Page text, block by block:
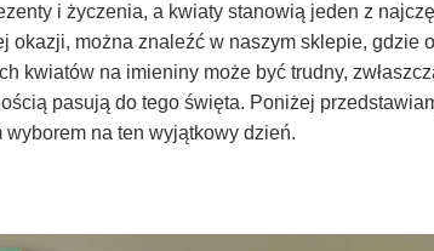
i życzenia, a kwiaty stanowią jeden z
okazji, można znaleźć w naszym sklepie, gdzie
kwiatów na imieniny może być trudny,
pasują do tego święta. Poniżej
na ten wyjątkowy dzień.